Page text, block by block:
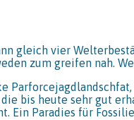
gleich vier
zum greifen nah.
bis heute sehr gut
Ein Paradies für